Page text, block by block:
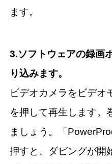
ます。
3.ソフトウェアの録画
り込みます。
ビデオカメラをビデオ
を押して再生します。
ましょう。「
押すと、ダビングが開